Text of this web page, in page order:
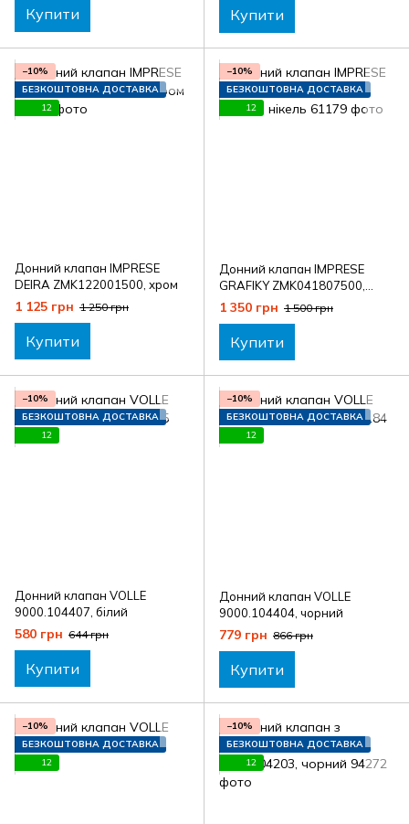
Купити Купити
−10%
БЕЗКОШТОВНА ДОСТАВКА
12
Донний клапан IMPRESE
DEIRA ZMK122001500, хром
1 125 грн 1 250 грн
Купити
−10%
БЕЗКОШТОВНА ДОСТАВКА
12
Донний клапан IMPRESE
GRAFIKY ZMK041807500,
чорний нікель
1 350 грн 1 500 грн
Купити
−10%
БЕЗКОШТОВНА ДОСТАВКА
12
Донний клапан VOLLE
9000.104407, білий
580 грн 644 грн
Купити
−10%
БЕЗКОШТОВНА ДОСТАВКА
12
Донний клапан VOLLE
9000.104404, чорний
779 грн 866 грн
Купити
−10%
БЕЗКОШТОВНА ДОСТАВКА
12
−10%
БЕЗКОШТОВНА ДОСТАВКА
12